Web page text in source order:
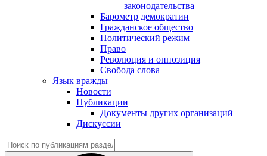
законодательства
Барометр демократии
Гражданское общество
Политический режим
Право
Революция и оппозиция
Свобода слова
Язык вражды
Новости
Публикации
Документы других организаций
Дискуссии